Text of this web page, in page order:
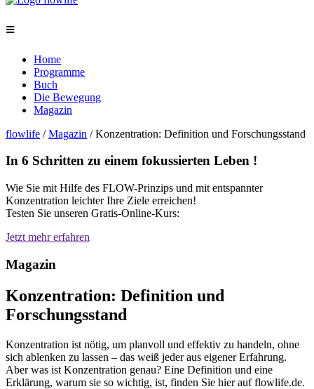
≡
Home
Programme
Buch
Die Bewegung
Magazin
flowlife /Magazin /Konzentration: Definition und Forschungsstand
In 6 Schritten zu einem fokussierten Leben !
Wie Sie mit Hilfe des FLOW-Prinzips und mit entspannter
Konzentration leichter Ihre Ziele erreichen!
Testen Sie unseren Gratis-Online-Kurs:
Jetzt mehr erfahren
Magazin
Konzentration: Definition und
Forschungsstand
Konzentration ist nötig, um planvoll und effektiv zu handeln, ohne
sich ablenken zu lassen – das weiß jeder aus eigener Erfahrung.
Aber was ist Konzentration genau? Eine Definition und eine
Erklärung, warum sie so wichtig, ist, finden Sie hier auf flowlife.de.